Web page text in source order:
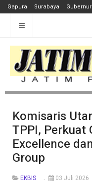
Gapura Surabaya
Komisaris
TPPI, Perkuat
Excellence
Group
EKBIS 03 Juli 2026